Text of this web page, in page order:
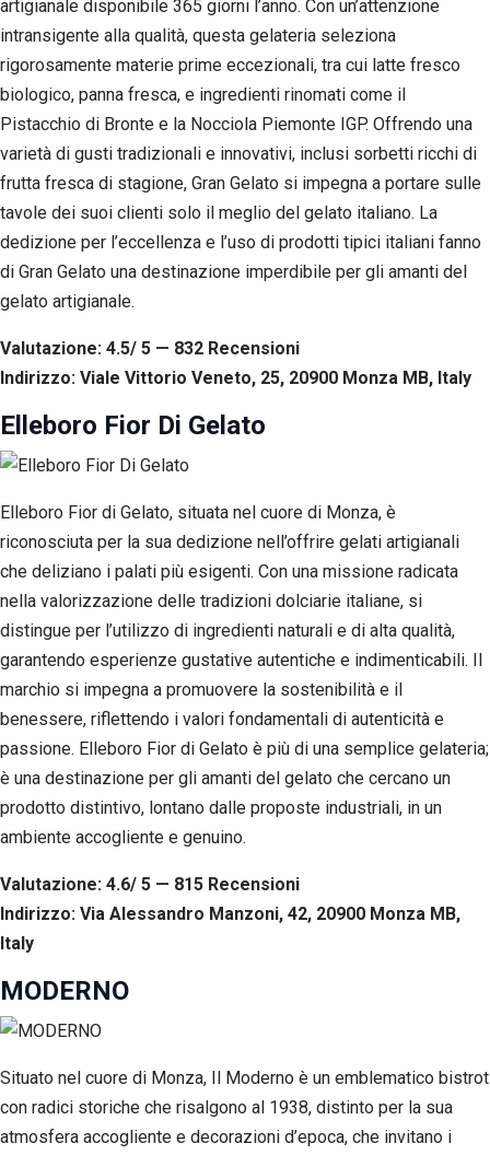
artigianale disponibile 365 giorni l’anno. Con un’attenzione
intransigente alla qualità, questa gelateria seleziona
rigorosamente materie prime eccezionali, tra cui latte fresco
biologico, panna fresca, e ingredienti rinomati come il
Pistacchio di Bronte e la Nocciola Piemonte IGP. Offrendo una
varietà di gusti tradizionali e innovativi, inclusi sorbetti ricchi di
frutta fresca di stagione, Gran Gelato si impegna a portare sulle
tavole dei suoi clienti solo il meglio del gelato italiano. La
dedizione per l’eccellenza e l’uso di prodotti tipici italiani fanno
di Gran Gelato una destinazione imperdibile per gli amanti del
gelato artigianale.
Valutazione: 4.5/ 5 — 832 Recensioni
Indirizzo: Viale Vittorio Veneto, 25, 20900 Monza MB, Italy
Elleboro Fior Di Gelato
Elleboro Fior di Gelato, situata nel cuore di Monza, è
riconosciuta per la sua dedizione nell’offrire gelati artigianali
che deliziano i palati più esigenti. Con una missione radicata
nella valorizzazione delle tradizioni dolciarie italiane, si
distingue per l’utilizzo di ingredienti naturali e di alta qualità,
garantendo esperienze gustative autentiche e indimenticabili. Il
marchio si impegna a promuovere la sostenibilità e il
benessere, riflettendo i valori fondamentali di autenticità e
passione. Elleboro Fior di Gelato è più di una semplice gelateria;
è una destinazione per gli amanti del gelato che cercano un
prodotto distintivo, lontano dalle proposte industriali, in un
ambiente accogliente e genuino.
Valutazione: 4.6/ 5 — 815 Recensioni
Indirizzo: Via Alessandro Manzoni, 42, 20900 Monza MB,
Italy
MODERNO
Situato nel cuore di Monza, Il Moderno è un emblematico bistrot
con radici storiche che risalgono al 1938, distinto per la sua
atmosfera accogliente e decorazioni d’epoca, che invitano i